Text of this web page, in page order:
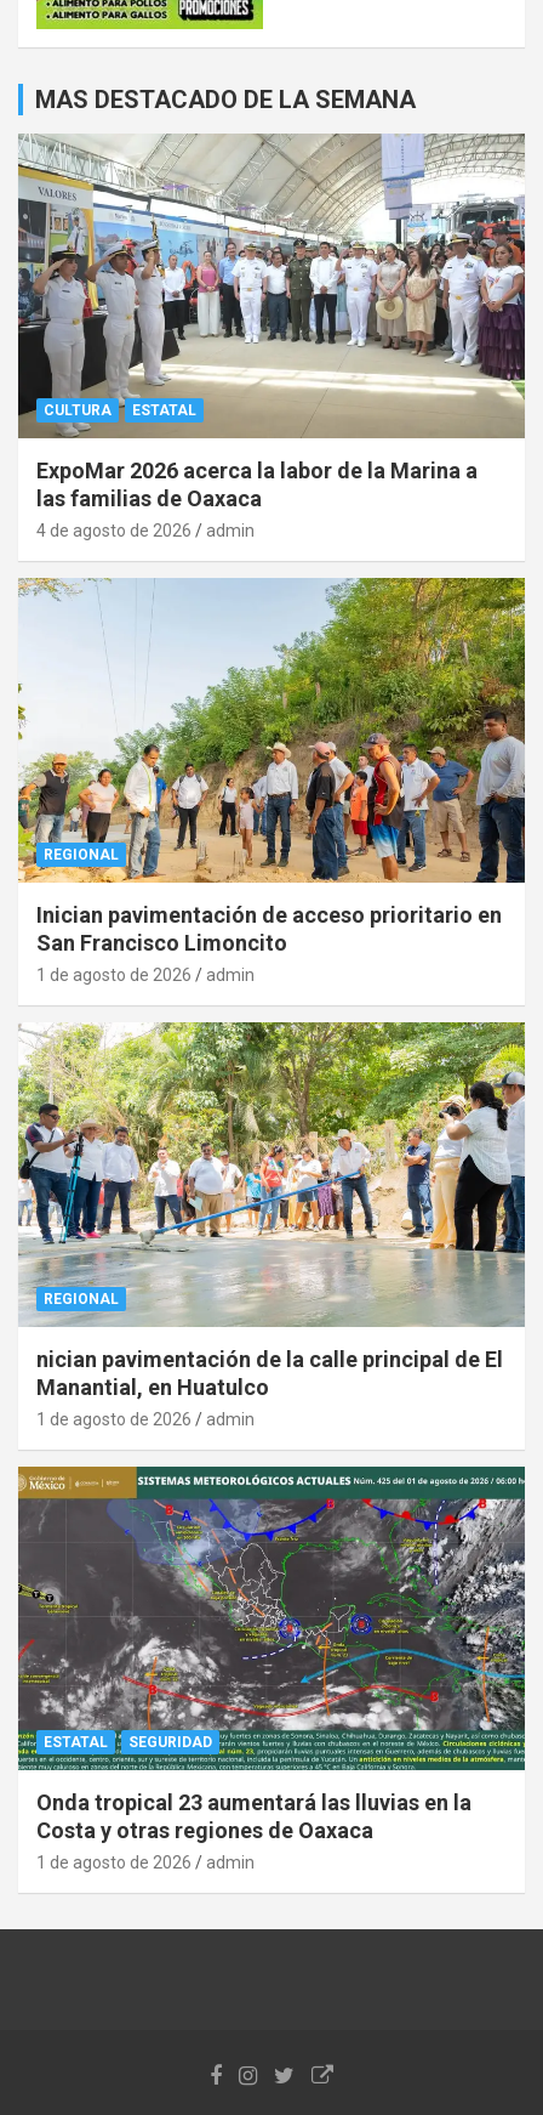
MAS DESTACADO DE LA SEMANA
CULTURA ESTATAL
ExpoMar 2026 acerca la labor de la Marina a
las familias de Oaxaca
4 de agosto de 2026 admin
REGIONAL
Inician pavimentación de acceso prioritario en
San Francisco Limoncito
1 de agosto de 2026 admin
REGIONAL
nician pavimentación de la calle principal de El
Manantial, en Huatulco
1 de agosto de 2026 admin
ESTATAL SEGURIDAD
Onda tropical 23 aumentará las lluvias en la
Costa y otras regiones de Oaxaca
1 de agosto de 2026 admin